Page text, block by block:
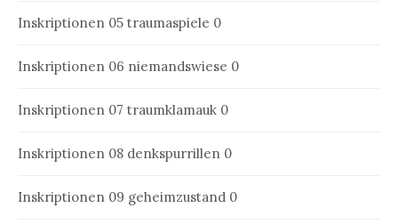
Inskriptionen 05 traumaspiele 0
Inskriptionen 06 niemandswiese 0
Inskriptionen 07 traumklamauk 0
Inskriptionen 08 denkspurrillen 0
Inskriptionen 09 geheimzustand 0